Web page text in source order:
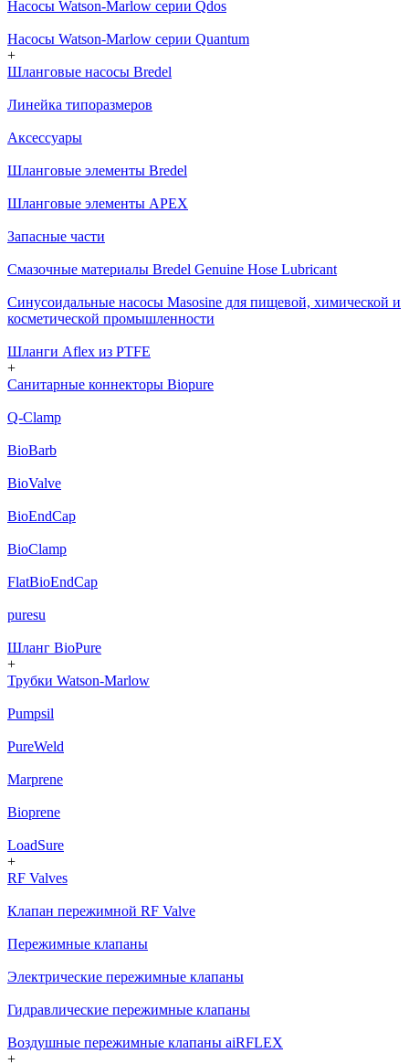
Насосы Watson-Marlow серии Qdos
Насосы Watson-Marlow серии Quantum
+
Шланговые насосы Bredel
Линейка типоразмеров
Аксессуары
Шланговые элементы Bredel
Шланговые элементы APEX
Запасные части
Смазочные материалы Bredel Genuine Hose Lubricant
Cинусоидальные насосы Masosine для пищевой, химической и
косметической промышленности
Шланги Aflex из PTFE
+
Санитарные коннекторы Biopure
Q-Clamp
BioBarb
BioValve
BioEndCap
BioClamp
FlatBioEndCap
puresu
Шланг BioPure
+
Трубки Watson-Marlow
Pumpsil
PureWeld
Marprene
Bioprene
LoadSure
+
RF Valves
Клапан пережимной RF Valve
Пережимные клапаны
Электрические пережимные клапаны
Гидравлические пережимные клапаны
Воздушные пережимные клапаны aiRFLEX
+